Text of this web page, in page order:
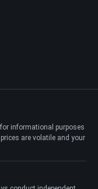
informational purposes
are volatile and your